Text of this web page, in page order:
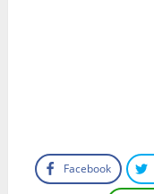
Facebook